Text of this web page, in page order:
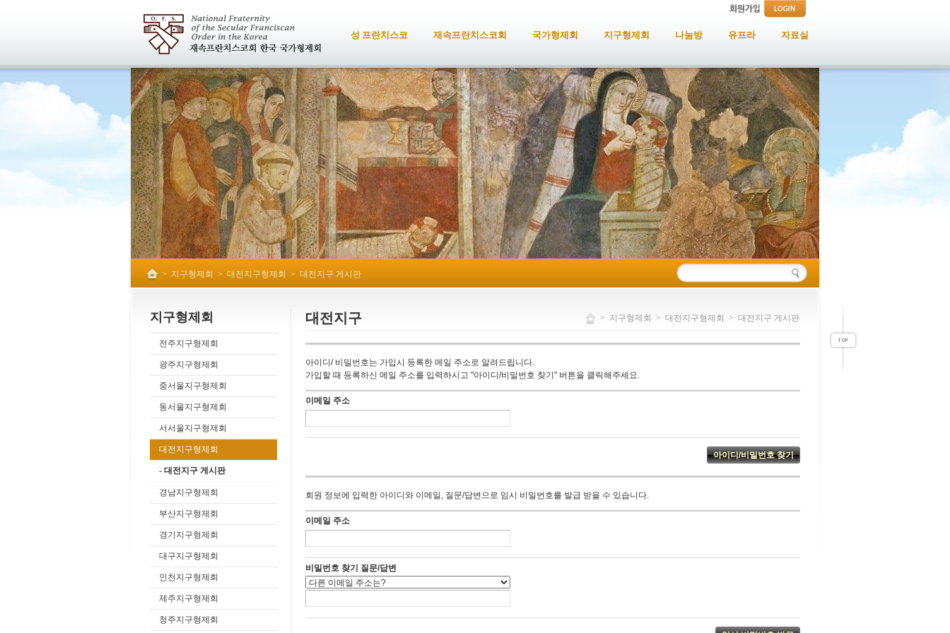
성 프란치스코 재속프란치스코회 국가형제회 지구형제회 나눔방 유프라 자료실
> 지구형제회 > 대전지구형제회 > 대전지구 게시판
대전지구 > 지구형제회 > 대전지구형제회 > 대전지구 게시판
아이디/ 비밀번호는 가입시 등록한 메일 주소로 알려드립니다.
가입할 때 등록하신 메일 주소를 입력하시고 "아이디/비밀번호 찾기" 버튼을 클릭해주세요.
이메일 주소
회원 정보에 입력한 아이디와 이메일, 질문/답변으로 임시 비밀번호를 발급 받을 수 있습니다.
이메일 주소
비밀번호 찾기 질문/답변
지구형제회
전주지구형제회
광주지구형제회
중서울지구형제회
동서울지구형제회
서서울지구형제회
대전지구형제회
- 대전지구 게시판
경남지구형제회
부산지구형제회
경기지구형제회
대구지구형제회
인천지구형제회
제주지구형제회
청주지구형제회